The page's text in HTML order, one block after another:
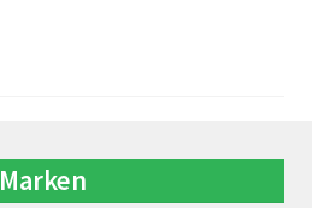
Marken